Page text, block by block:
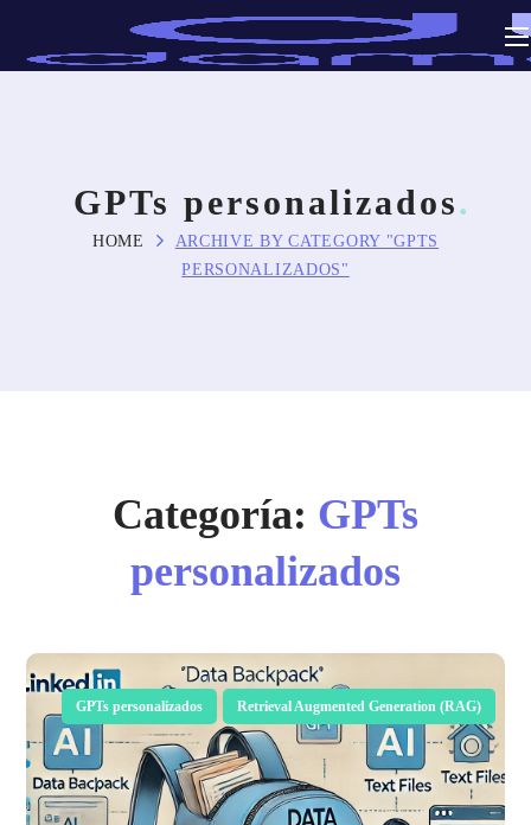
GPTs personalizados
HOME
ARCHIVE BY CATEGORY "GPTS
PERSONALIZADOS"
Categoría: GPTs
personalizados
GPTs personalizados Retrieval Augmented Generation (RAG)